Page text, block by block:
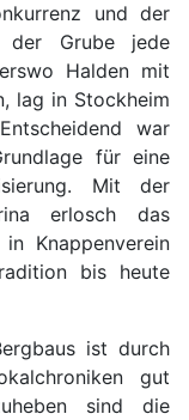
und der
der Grube jede
Halden mit
lag in Stockheim
war
für eine
Mit der
erlosch das
Knappenverein
bis heute
ist durch
gut
sind die